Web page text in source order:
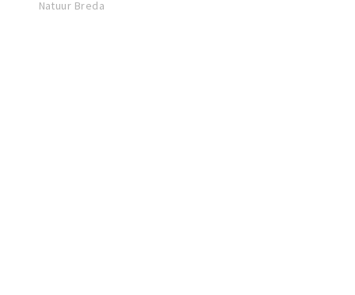
Natuur Breda